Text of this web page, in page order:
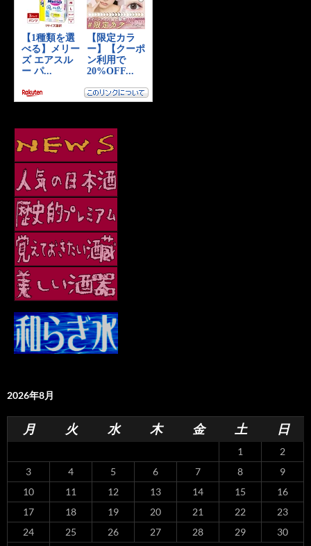
2026年8月
月 火 水 木 金 土 日
1
2
3
4 5 6 7 8
9
10
11 12 13 14 15
16
17
18 19 20 21 22
23
24
25 26 27 28 29
30